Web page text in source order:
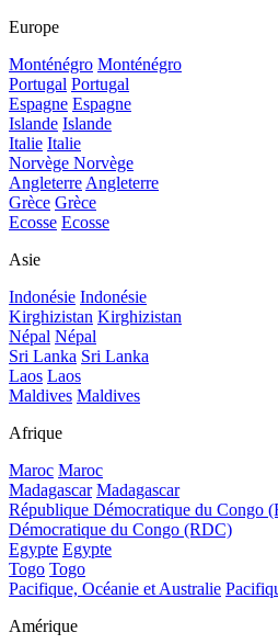
Europe
Monténégro Monténégro
Portugal Portugal
Espagne Espagne
Islande Islande
Italie Italie
Norvège Norvège
Angleterre Angleterre
Grèce Grèce
Ecosse Ecosse
Asie
Indonésie Indonésie
Kirghizistan Kirghizistan
Népal Népal
Sri Lanka Sri Lanka
Laos Laos
Maldives Maldives
Afrique
Maroc Maroc
Madagascar Madagascar
République Démocratique du Congo
Démocratique du Congo (RDC)
Egypte Egypte
Togo Togo
Pacifique, Océanie et Australie
Amérique